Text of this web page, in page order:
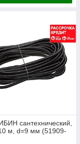
сантехнический,
м, d=9 мм (51909-